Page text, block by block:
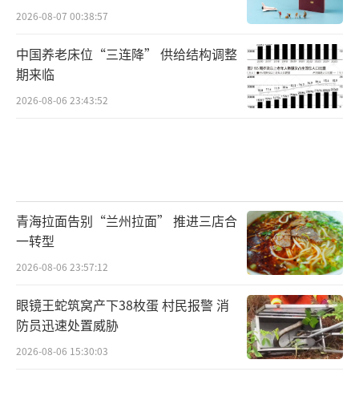
2026-08-07 00:38:57
中国养老床位“三连降” 供给结构调整
期来临
2026-08-06 23:43:52
青海拉面告别“兰州拉面” 推进三店合
一转型
2026-08-06 23:57:12
眼镜王蛇筑窝产下38枚蛋 村民报警 消
防员迅速处置威胁
2026-08-06 15:30:03